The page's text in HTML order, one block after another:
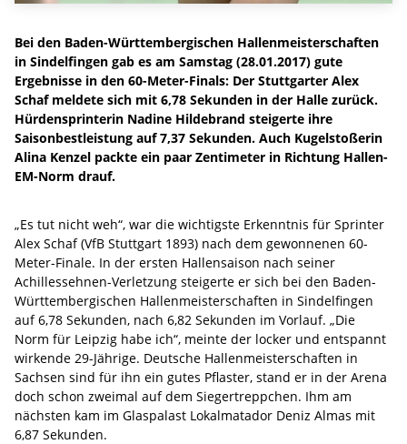
Bei den Baden-Württembergischen Hallenmeisterschaften
in Sindelfingen gab es am Samstag (28.01.2017) gute
Ergebnisse in den 60-Meter-Finals: Der Stuttgarter Alex
Schaf meldete sich mit 6,78 Sekunden in der Halle zurück.
Hürdensprinterin Nadine Hildebrand steigerte ihre
Saisonbestleistung auf 7,37 Sekunden. Auch Kugelstoßerin
Alina Kenzel packte ein paar Zentimeter in Richtung Hallen-
EM-Norm drauf.
„Es tut nicht weh“, war die wichtigste Erkenntnis für Sprinter
Alex Schaf (VfB Stuttgart 1893) nach dem gewonnenen 60-
Meter-Finale. In der ersten Hallensaison nach seiner
Achillessehnen-Verletzung steigerte er sich bei den Baden-
Württembergischen Hallenmeisterschaften in Sindelfingen
auf 6,78 Sekunden, nach 6,82 Sekunden im Vorlauf. „Die
Norm für Leipzig habe ich“, meinte der locker und entspannt
wirkende 29-Jährige. Deutsche Hallenmeisterschaften in
Sachsen sind für ihn ein gutes Pflaster, stand er in der Arena
doch schon zweimal auf dem Siegertreppchen. Ihm am
nächsten kam im Glaspalast Lokalmatador Deniz Almas mit
6,87 Sekunden.